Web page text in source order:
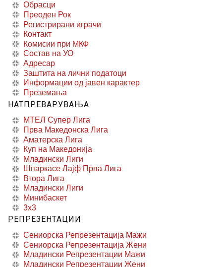
Обрасци
Преоден Рок
Регистрирани играчи
Контакт
Комисии при МКФ
Состав на УО
Адресар
Заштита на лични податоци
Информации од јавен карактер
Преземања
НАТПРЕВАРУВАЊА
МТЕЛ Супер Лига
Прва Македонска Лига
Аматерска Лига
Куп на Македонија
Младински Лиги
Шпаркасе Лајф Прва Лига
Втора Лига
Младински Лиги
Минибаскет
3x3
РЕПРЕЗЕНТАЦИИ
Сениорска Репрезентација Мажи
Сениорска Репрезентација Жени
Младински Репрезентации Мажи
Младински Репрезентации Жени